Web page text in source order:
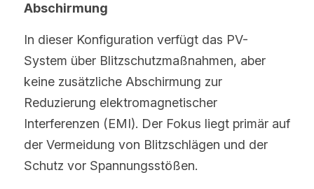
Abschirmung
In dieser Konfiguration verfügt das PV-
System über Blitzschutzmaßnahmen, aber
keine zusätzliche Abschirmung zur
Reduzierung elektromagnetischer
Interferenzen (EMI). Der Fokus liegt primär auf
der Vermeidung von Blitzschlägen und der
Schutz vor Spannungsstößen.